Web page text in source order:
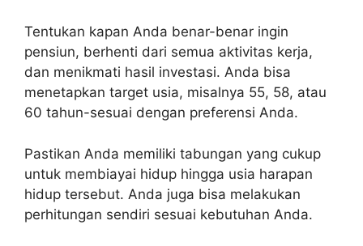
Tentukan kapan Anda benar-benar ingin
pensiun, berhenti dari semua aktivitas kerja,
dan menikmati hasil investasi. Anda bisa
menetapkan target usia, misalnya 55, 58, atau
60 tahun-sesuai dengan preferensi Anda.
Pastikan Anda memiliki tabungan yang cukup
untuk membiayai hidup hingga usia harapan
hidup tersebut. Anda juga bisa melakukan
perhitungan sendiri sesuai kebutuhan Anda.